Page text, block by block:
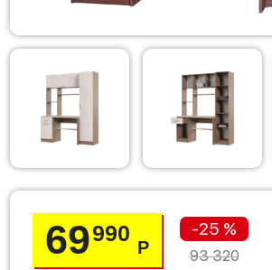
69990
Р
-25 %
93 320